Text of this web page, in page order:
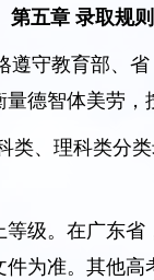
第五章 录取规则
守教育部、
德智体美劳，
、理科类分
级。在广东
为准。其他